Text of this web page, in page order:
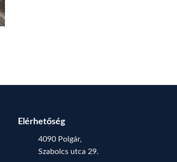
Elérhetőség
4090 Polgár,
Szabolcs utca 29.